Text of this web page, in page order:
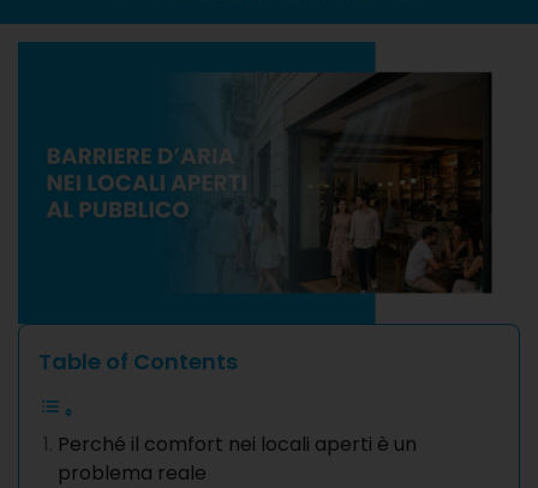
Table of Contents
Perché il comfort nei locali aperti è un
problema reale